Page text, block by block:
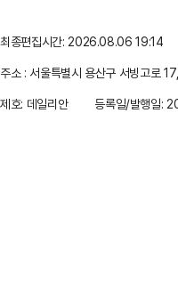
최종편집시간: 2026.08.06 19:14
주소 : 서울특별시 용산구 서빙고로
제호: 데일리안
등록일/발행일: